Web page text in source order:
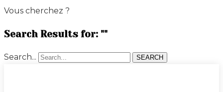
Vous cherchez ?
Search Results for: ""
Search... SEARCH